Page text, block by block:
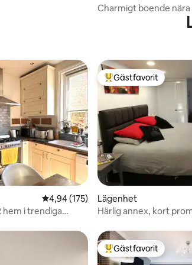
Charmigt boende nära
4,94 av 5 i genomsnittligt betyg, 175
4,94 (175)
hem i trendiga
Populär gästfavorit
Gästfavorit
Lägenhet
Härlig annex, kort
Populär gästfavorit
Gästfavorit